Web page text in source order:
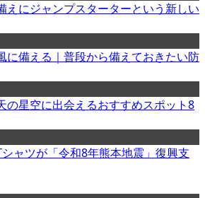
えにジャンプスターターという新しい
に備える｜普段から備えておきたい防
の星空に出会えるおすすめスポット8
シャツが「令和8年熊本地震」復興支